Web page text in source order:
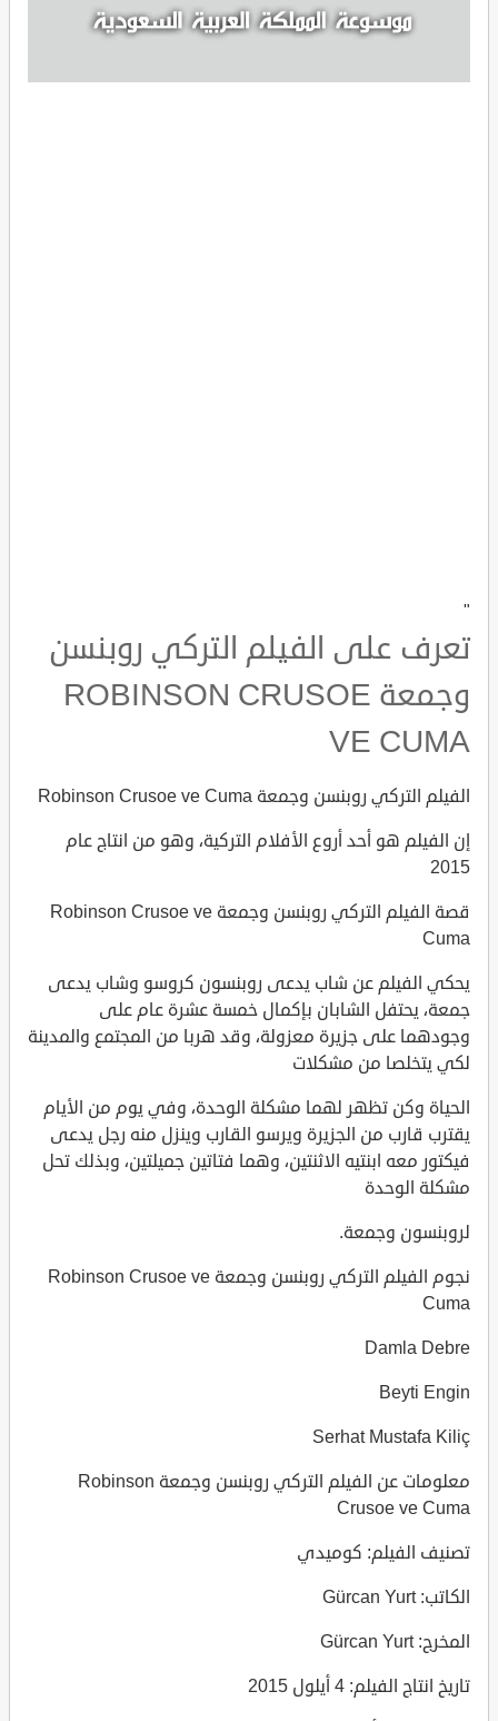
"
تعرف على الفيلم التركي روبنسن
وجمعة ROBINSON CRUSOE
VE CUMA
الفيلم التركي روبنسن وجمعة Robinson Crusoe ve Cuma
إن الفيلم هو أحد أروع الأفلام التركية، وهو من انتاج عام
2015
قصة الفيلم التركي روبنسن وجمعة Robinson Crusoe ve
Cuma
يحكي الفيلم عن شاب يدعى روبنسون كروسو وشاب يدعى
جمعة، يحتفل الشابان بإكمال خمسة عشرة عام على
وجودهما على جزيرة معزولة، وقد هربا من المجتمع والمدينة
لكي يتخلصا من مشكلات
الحياة وكن تظهر لهما مشكلة الوحدة، وفي يوم من الأيام
يقترب قارب من الجزيرة ويرسو القارب وينزل منه رجل يدعى
فيكتور معه ابنتيه الاثنتين، وهما فتاتين جميلتين، وبذلك تحل
مشكلة الوحدة
لروبنسون وجمعة.
نجوم الفيلم التركي روبنسن وجمعة Robinson Crusoe ve
Cuma
Damla Debre
Beyti Engin
Serhat Mustafa Kiliç
معلومات عن الفيلم التركي روبنسن وجمعة Robinson
Crusoe ve Cuma
تصنيف الفيلم: كوميدي
الكاتب: Gürcan Yurt
المخرج: Gürcan Yurt
تاريخ انتاج الفيلم: 4 أيلول 2015